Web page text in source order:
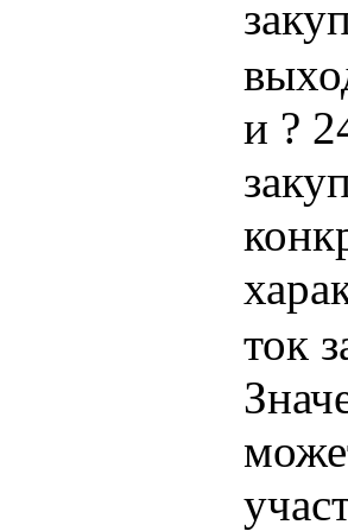
и ?
ток